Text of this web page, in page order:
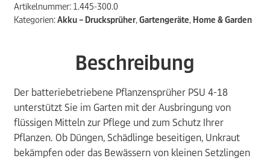
Artikelnummer: 1.445-300.0
Kategorien:Akku – Drucksprüher,Gartengeräte, Home & Garden
Beschreibung
Der batteriebetriebene Pflanzensprüher PSU 4-18
unterstützt Sie im Garten mit der Ausbringung von
flüssigen Mitteln zur Pflege und zum Schutz Ihrer
Pflanzen. Ob Düngen, Schädlinge beseitigen, Unkraut
bekämpfen oder das Bewässern von kleinen Setzlingen